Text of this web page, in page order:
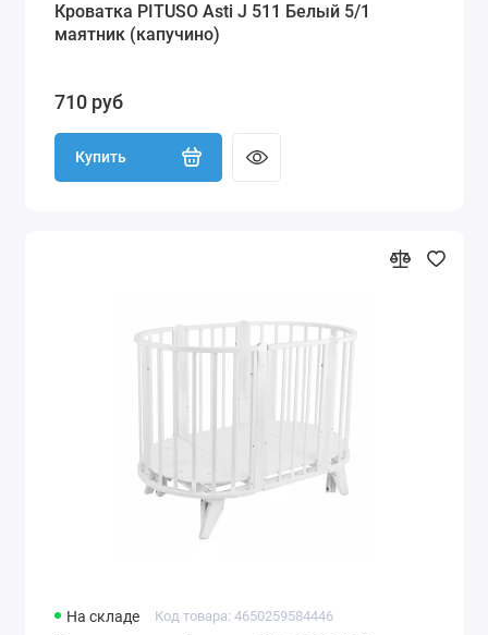
Кроватка PITUSO Asti J 511 Белый 5/1
маятник (капучино)
710 руб
Купить
На складе Код товара: 4650259584446